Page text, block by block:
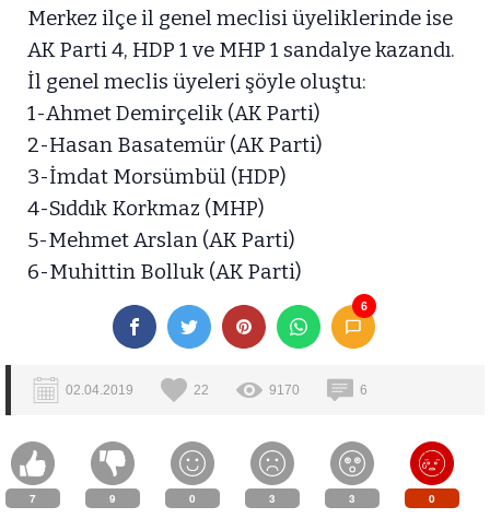
Merkez ilçe il genel meclisi üyeliklerinde ise
AK Parti 4, HDP 1 ve MHP 1 sandalye kazandı.
İl genel meclis üyeleri şöyle oluştu:
1-Ahmet Demirçelik (AK Parti)
2-Hasan Basatemür (AK Parti)
3-İmdat Morsümbül (HDP)
4-Sıddık Korkmaz (MHP)
5-Mehmet Arslan (AK Parti)
6-Muhittin Bolluk (AK Parti)
6
02.04.2019 22 9170 6
7 9 0 3 3 0